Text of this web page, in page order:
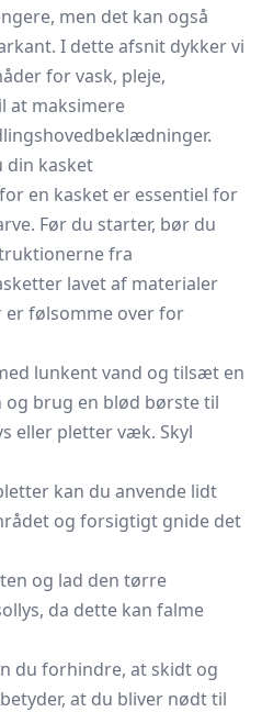
men det kan også
I dette afsnit dykker vi
for vask, pleje,
at maksimere
din kasket
en kasket er essentiel for
Før du starter, bør du
fra
lavet af materialer
er følsomme over for
lunkent vand og tilsæt en
brug en blød børste til
eller pletter væk. Skyl
kan du anvende lidt
og forsigtigt gnide det
og lad den tørre
da dette kan falme
du forhindre, at skidt og
at du bliver nødt til